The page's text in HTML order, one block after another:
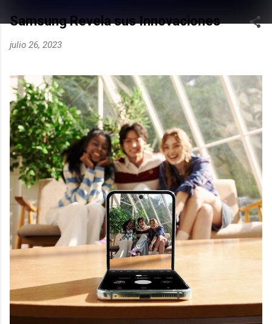
Samsung Revela sus Innovaciones
julio 26, 2023